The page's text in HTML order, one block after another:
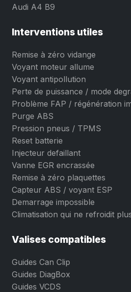
Audi A4 B9
Interventions utiles
Remise à zéro vidange
Voyant moteur allume
Voyant antipollution
Perte de puissance / mode
Problème FAP / régénération
Purge ABS
Pression pneus / TPMS
Reset batterie
Injecteur defaillant
Vanne EGR encrassée
Remise à zéro plaquettes
Capteur ABS / voyant ESP
Demarrage impossible
Climatisation qui ne refroidit
Valises compatibles
Guides Can Clip
Guides DiagBox
Guides VCDS